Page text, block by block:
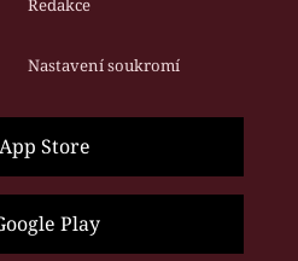
Redakce
Nastavení soukromí
App Store
Play